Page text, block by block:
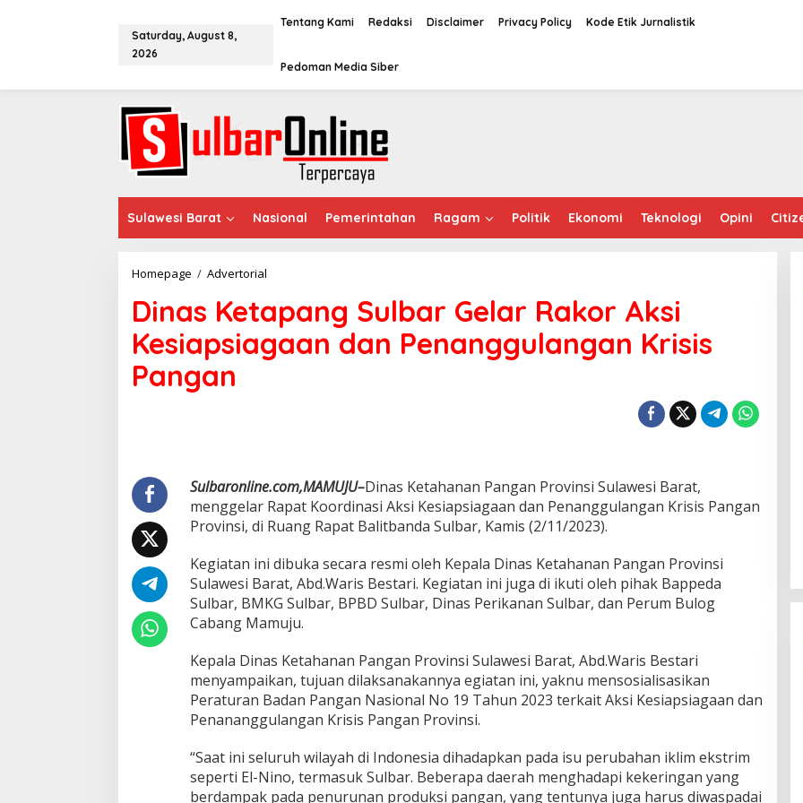
o
Saturday, August 8,
2026
Tentang Kami Redaksi Disclaimer Privacy Policy Kode Etik Jurnalistik
Pedoman Media Siber
Sulawesi Barat Nasional Pemerintahan Ragam Politik Ekonomi Teknologi Opini
Homepage / Advertorial
n
a
s
K
S
u
l
b
r
G
e
a
R
a
k
o
r
k
s
Dinas Ketapang Sulbar Gelar Rakor Aksi
Kesiapsiagaan dan Penanggulangan Krisis
Pangan
Sulbaronline.com,MAMUJU–Dinas Ketahanan Pangan Provinsi Sulawesi Barat,
menggelar Rapat Koordinasi Aksi Kesiapsiagaan dan Penanggulangan Krisis Pangan
Provinsi, di Ruang Rapat Balitbanda Sulbar, Kamis (2/11/2023).
Kegiatan ini dibuka secara resmi oleh Kepala Dinas Ketahanan Pangan Provinsi
Sulawesi Barat, Abd.Waris Bestari. Kegiatan ini juga di ikuti oleh pihak Bappeda
Sulbar, BMKG Sulbar, BPBD Sulbar, Dinas Perikanan Sulbar, dan Perum Bulog
Cabang Mamuju.
Kepala Dinas Ketahanan Pangan Provinsi Sulawesi Barat, Abd.Waris Bestari
menyampaikan, tujuan dilaksanakannya egiatan ini, yaknu mensosialisasikan
Peraturan Badan Pangan Nasional No 19 Tahun 2023 terkait Aksi Kesiapsiagaan dan
Penananggulangan Krisis Pangan Provinsi.
“Saat ini seluruh wilayah di Indonesia dihadapkan pada isu perubahan iklim ekstrim
seperti El-Nino, termasuk Sulbar. Beberapa daerah menghadapi kekeringan yang
berdampak pada penurunan produksi pangan, yang tentunya juga harus diwaspadai
Restorative Justice Kasus
Intimidasi Juru Parkir Jalan Emmy
Saelan